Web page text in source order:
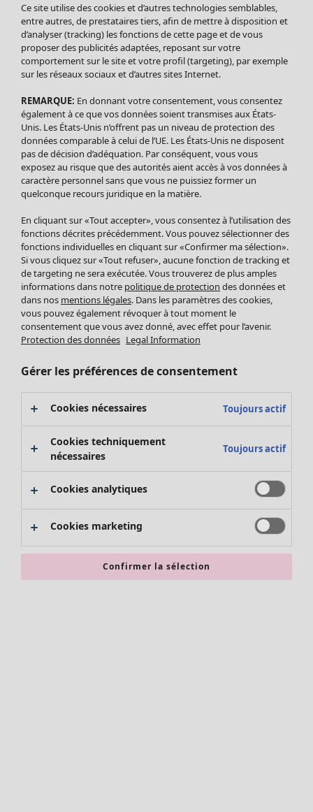
Soldes Vêtements
Tous les vêtements
Robes
Tuniques
Blouses
Tops
Gilets
Pantalon
Jupes
Leggings et collants
Accessoires
Chaussures
Vêtements de bain
Basics
Soldes Mobilier
Bonnes affaires déco
Décoration
Textiles
Tapis
Éponge
Promos SOLDES
Les promos de Gudrun Sjödén
Nouvel arrivage
Bonnes affaires en soldes - jusqu'à -70
Ce site utilise des cookies et d’autres technologies semblables,
entre autres, de prestataires tiers, afin de mettre à disposition et
d’analyser (tracking) les fonctions de cette page et de vous
proposer des publicités adaptées, reposant sur votre
comportement sur le site et votre profil (targeting), par exemple
sur les réseaux sociaux et d’autres sites Internet.
REMARQUE: En donnant votre consentement, vous consentez
également à ce que vos données soient transmises aux États-
Unis. Les États-Unis n’offrent pas un niveau de protection des
données comparable à celui de l’UE. Les États-Unis ne disposent
pas de décision d’adéquation. Par conséquent, vous vous
exposez au risque que des autorités aient accès à vos données à
caractère personnel sans que vous ne puissiez former un
quelconque recours juridique en la matière.
En cliquant sur «Tout accepter», vous consentez à l’utilisation des
fonctions décrites précédemment. Vous pouvez sélectionner des
fonctions individuelles en cliquant sur «Confirmer ma sélection».
Si vous cliquez sur «Tout refuser», aucune fonction de tracking et
de targeting ne sera exécutée. Vous trouverez de plus amples
informations dans notre politique de protection des données et
dans nos mentions légales. Dans les paramètres des cookies,
vous pouvez également révoquer à tout moment le
consentement que vous avez donné, avec effet pour l’avenir.
Protection des données Legal Information
Gérer les préférences de consentement
Cookies nécessaires Toujours actif
Cookies techniquement
nécessaires
Toujours actif
Cookies analytiques
Cookies marketing
Confirmer la sélection